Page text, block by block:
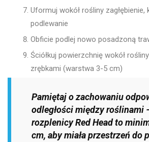
Uformuj wokół rośliny zagłębienie,
podlewanie
Obficie podlej nowo posadzoną
Ściółkuj powierzchnię wokół
zrębkami (warstwa 3-5 cm)
Pamiętaj o zachowaniu
odległości między roślinami
rozplenicy Red Head to
cm, aby miała przestrzeń do